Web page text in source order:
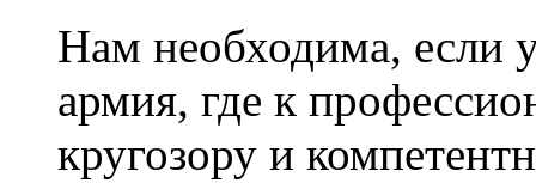
Нам необходима, если
армия, где к
кругозору и